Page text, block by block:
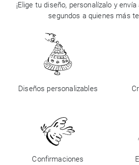
¡Elige tu diseño, personalízalo y
segundos a quienes más
Diseños personalizables
Confirmaciones